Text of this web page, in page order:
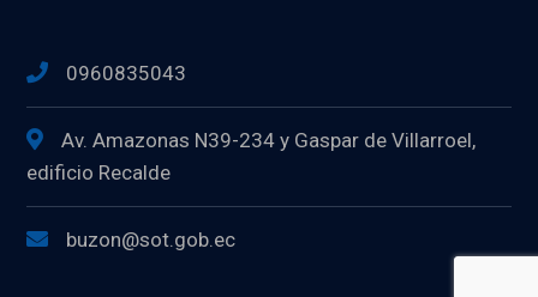
0960835043
Av. Amazonas N39-234 y Gaspar de Villarroel,
edificio Recalde
buzon@sot.gob.ec